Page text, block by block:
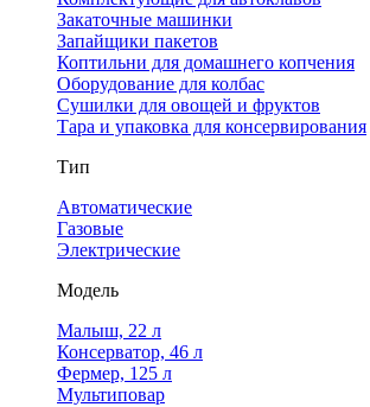
Закаточные машинки
Запайщики пакетов
Коптильни для домашнего копчения
Оборудование для колбас
Сушилки для овощей и фруктов
Тара и упаковка для консервирования
Тип
Автоматические
Газовые
Электрические
Модель
Малыш, 22 л
Консерватор, 46 л
Фермер, 125 л
Мультиповар